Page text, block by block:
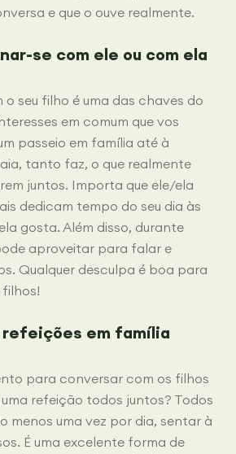
e que o ouve realmente.
se com ele ou com ela
o seu filho é uma das chaves do
em comum que vos
passeio em família até à
tanto faz, o que realmente
juntos. Importa que ele/ela
dedicam tempo do seu dia às
gosta. Além disso, durante
aproveitar para falar e
Qualquer desculpa é boa para
em família
para conversar com os filhos
refeição todos juntos? Todos
menos uma vez por dia, sentar à
É uma excelente forma de